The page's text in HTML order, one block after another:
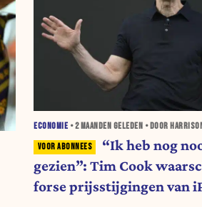
ECONOMIE •2 MAANDEN GELEDEN • DOOR
“Ik heb nog
gezien”: Tim Cook
forse prijsstijgingen van